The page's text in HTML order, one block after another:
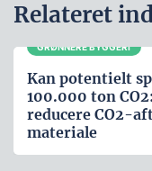
Relateret
GRØNNERE BYGGERI
Kan potentielt
100.000 ton
reducere CO2-
materiale